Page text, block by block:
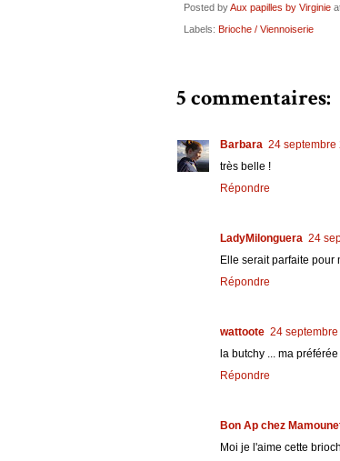
Posted byAux papilles by Virginie
Labels: Brioche / Viennoiserie
5 commentaires:
Barbara 24 septembre
très belle !
Répondre
LadyMilonguera 24
Elle serait parfaite pour
Répondre
wattoote 24
la butchy ... ma préférée
Répondre
Bon Ap chez
Moi je l'aime cette